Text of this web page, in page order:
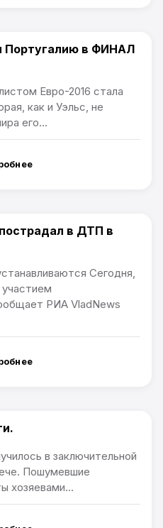
Португалию в ФИНАЛ
Евро-2016 стала
как и Уэльс, не
его...
в ДТП в
Сегодня,
РИА VladNews
в заключительной
Пошумевшие
хозяевами...